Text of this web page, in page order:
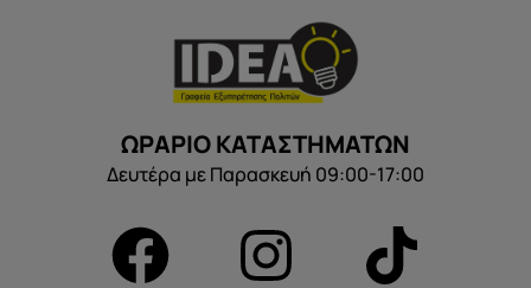
ΩΡΑΡΙΟ ΚΑΤΑΣΤΗΜΑΤΩΝ
Δευτέρα με Παρασκευή 09:00-17:00